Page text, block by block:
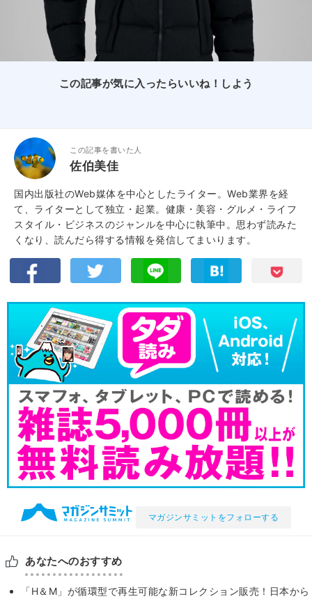
この記事が気に入ったらいいね！しよう
この記事を書いた人
佐伯美佳
国内出版社のWeb媒体を中心としたライター。Web業界を経
て、ライターとして独立・起業。健康・美容・グルメ・ライフ
スタイル・ビジネスのジャンルを中心に執筆中。思わず読みた
くなり、読んだら得する情報を発信してまいります。
マガジンサミットをフォローする
あなたへのおすすめ
「H＆M」が循環型で再生可能な新コレクション販売！日本から